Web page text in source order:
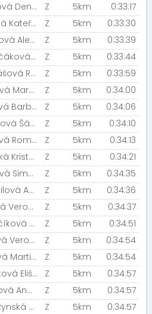
Stiborová Denisa Z 5km
0:33:17
Uličková Kateřina [Bellis] Z 5km
0:33:30
Binderová Alena [BSK] Z 5km
0:33:39
Pasterčáková Valérie Z 5km
0:33:44
Tarabášová Renata [SpeedyTurtles] Z 5km
0:33:59
Špičková Markéta Z 5km
0:34:00
Mottlová Barbora [ÓČKO TV] Z 5km
0:34:06
Geffertová Šárka Z 5km
0:34:10
Wajdová Romana Z 5km
0:34:13
Bohucká Kristýna [STG Frýdek Místek] Z 5km
0:34:21
Smetová Simona [Kubík] Z 5km
0:34:35
Přenosilová Andrea Z 5km
0:34:36
Satková Veronika Z 5km
0:34:37
Šlosarčíková Veronika Z 5km
0:34:51
Trojková Veronika [Šneci v běhu ] Z 5km
0:34:54
Sikorová Martina [Bobani ????] Z 5km
0:34:54
Votočková Eliška [KB Jilemnice] Z 5km
0:34:57
Papežová Andrea Z 5km
0:34:57
Baszczynská Barbara Z 5km
0:34:57